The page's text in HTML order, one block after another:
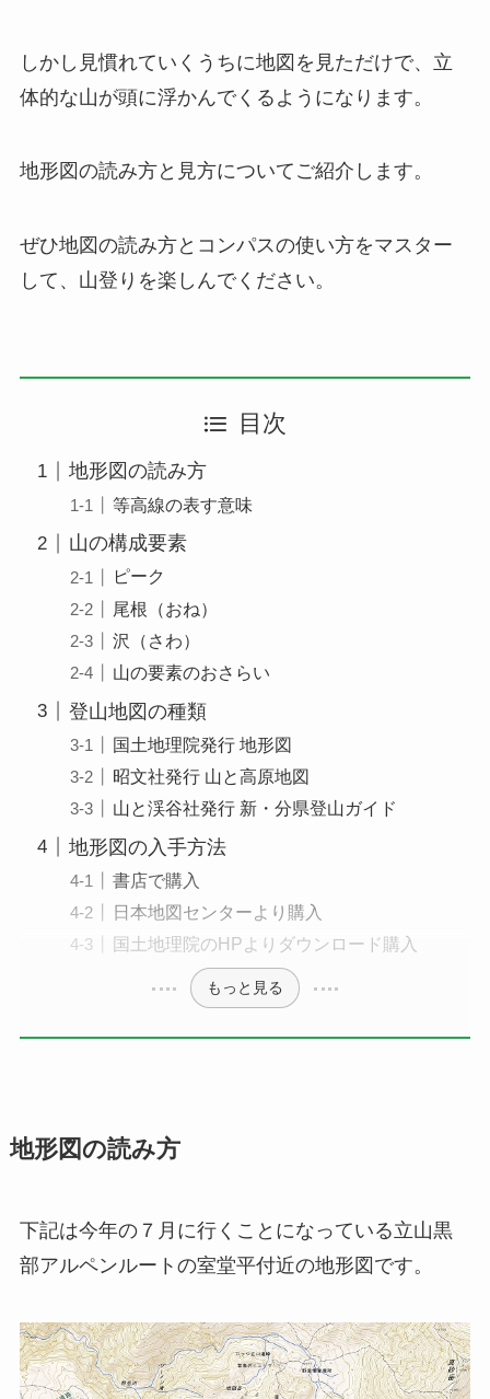
しかし見慣れていくうちに地図を見ただけで、立
体的な山が頭に浮かんでくるようになります。
地形図の読み方と見方についてご紹介します。
ぜひ地図の読み方とコンパスの使い方をマスター
して、山登りを楽しんでください。
目次
地形図の読み方
等高線の表す意味
山の構成要素
ピーク
尾根（おね）
沢（さわ）
山の要素のおさらい
登山地図の種類
国土地理院発行 地形図
昭文社発行 山と高原地図
山と渓谷社発行 新・分県登山ガイド
地形図の入手方法
書店で購入
日本地図センターより購入
国土地理院のHPよりダウンロード購入
もっと見る
地形図の読み方
下記は今年の７月に行くことになっている立山黒
部アルペンルートの室堂平付近の地形図です。